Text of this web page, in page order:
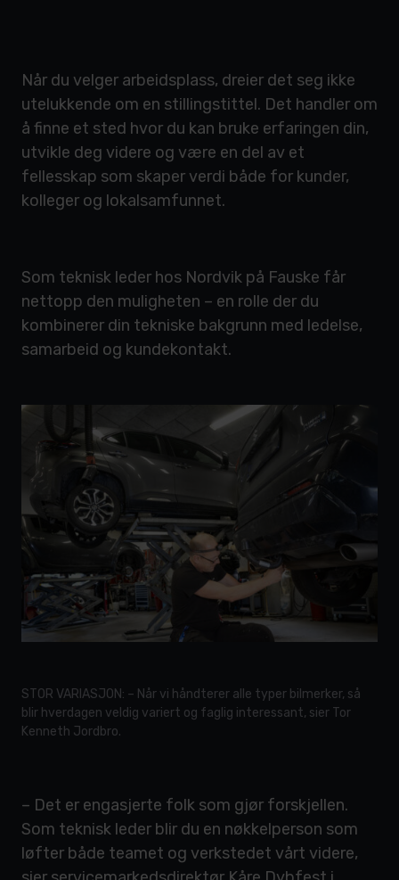
Når du velger arbeidsplass, dreier det seg ikke
utelukkende om en stillingstittel. Det handler om
å finne et sted hvor du kan bruke erfaringen din,
utvikle deg videre og være en del av et
fellesskap som skaper verdi både for kunder,
kolleger og lokalsamfunnet.
Som teknisk leder hos Nordvik på Fauske får
nettopp den muligheten – en rolle der du
kombinerer din tekniske bakgrunn med ledelse,
samarbeid og kundekontakt.
STOR VARIASJON: – Når vi håndterer alle typer bilmerker, så
blir hverdagen veldig variert og faglig interessant, sier Tor
Kenneth Jordbro.
– Det er engasjerte folk som gjør forskjellen.
Som teknisk leder blir du en nøkkelperson som
løfter både teamet og verkstedet vårt videre,